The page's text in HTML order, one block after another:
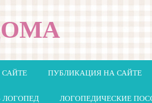
САЙТЕ ПУБЛИКАЦИЯ НА САЙТЕ
ЛОГОПЕДИЧЕСКИЕ